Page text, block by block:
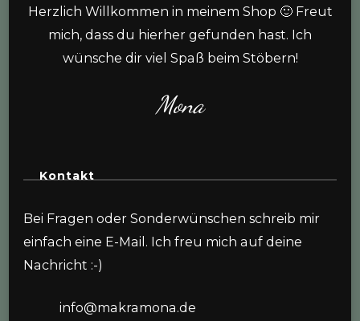
Herzlich Willkommen in meinem Shop 🙂 Freut
mich, dass du hierher gefunden hast. Ich
wünsche dir viel Spaß beim Stöbern!
Mona
Kontakt
Bei Fragen oder Sonderwünschen schreib mir
einfach eine E-Mail. Ich freu mich auf deine
Nachricht :-)
info@makramona.de